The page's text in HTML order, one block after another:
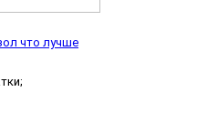
что лучше